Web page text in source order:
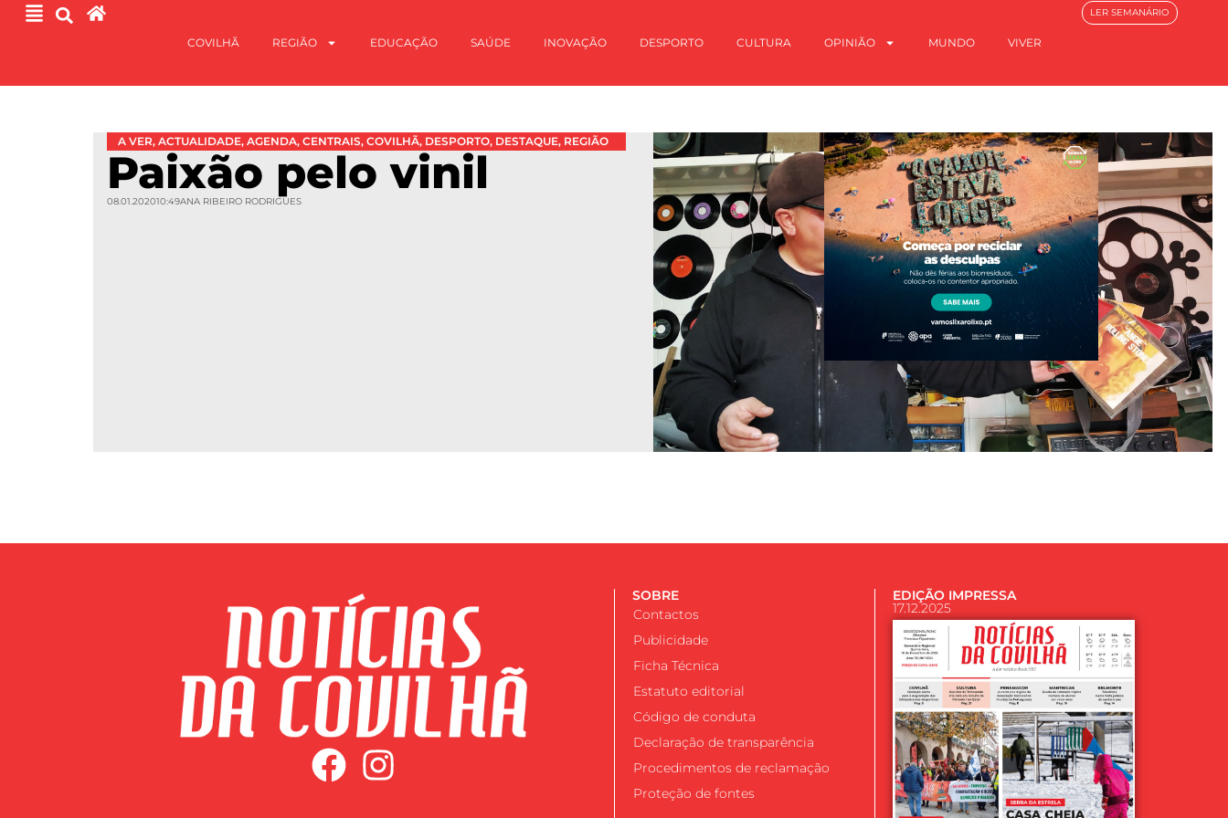
COVILHÃ REGIÃO EDUCAÇÃO SAÚDE INOVAÇÃO DESPORTO CULTURA OPINIÃO MUNDO VIVER
LER SEMANÁRIO
A VER, ACTUALIDADE, AGENDA, CENTRAIS, COVILHÃ, DESPORTO, DESTAQUE, REGIÃO
Paixão pelo vinil
08.01.202010:49ANA RIBEIRO RODRIGUES
SOBRE
Contactos
Publicidade
Ficha Técnica
Estatuto editorial
Código de conduta
Declaração de transparência
Procedimentos de reclamação
Proteção de fontes
EDIÇÃO IMPRESSA
17.12.2025